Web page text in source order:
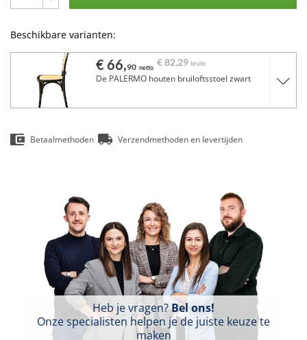
Beschikbare varianten:
€ 66,90 netto € 82,29 bruto
De PALERMO houten bruiloftsstoel zwart
Betaalmethoden Verzendmethoden en levertijden
Heb je vragen?Bel ons!
Onze specialisten helpen je de juiste keuze te
maken